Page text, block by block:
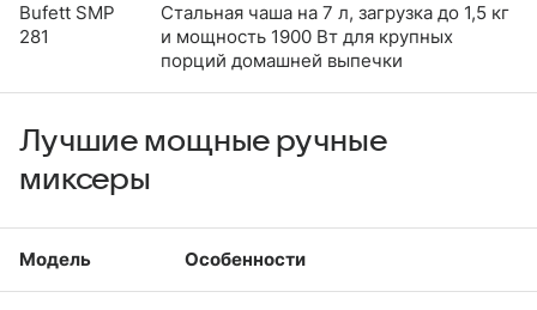
Bufett SMP
281
Стальная чаша на 7 л, загрузка до 1,5 кг
и мощность 1900 Вт для крупных
порций домашней выпечки
Лучшие мощные ручные
миксеры
Модель Особенности